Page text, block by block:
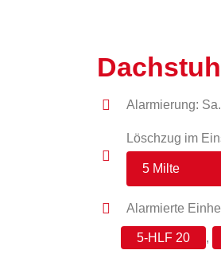
Alarmierung:
Löschzug im
5 Milte
Alarmierte
5-HLF 20 ,